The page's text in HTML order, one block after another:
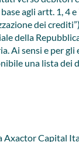
agli artt. 1, 4
dei
della
Ai sensi e per
una lista
Capital